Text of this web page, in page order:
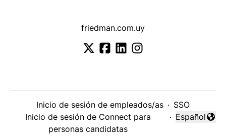
friedman.com.uy
Inicio de sesión de empleados/as · SSO
Inicio de sesión de Connect para
personas candidatas
·
Cambiar
Español